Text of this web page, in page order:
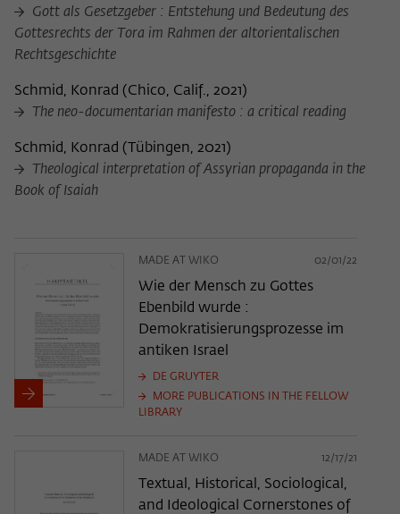
Gott als Gesetzgeber : Entstehung und Bedeutung des
Gottesrechts der Tora im Rahmen der altorientalischen
Rechtsgeschichte
Schmid, Konrad (Chico, Calif., 2021)
The neo-documentarian manifesto : a critical reading
Schmid, Konrad ( Tübingen, 2021)
Theological interpretation of Assyrian propaganda in the
Book of Isaiah
MADE AT WIKO 02/01/22
Wie der Mensch zu Gottes
Ebenbild wurde :
Demokratisierungsprozesse im
antiken Israel
DE GRUYTER
MORE PUBLICATIONS IN THE FELLOW
LIBRARY
MADE AT WIKO 12/17/21
Textual, Historical, Sociological,
and Ideological Cornerstones of